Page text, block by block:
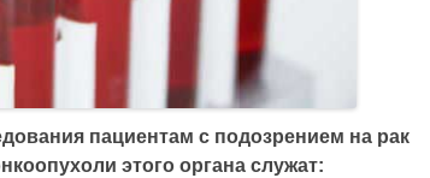
пациентам с подозрением на рак
этого органа служат: